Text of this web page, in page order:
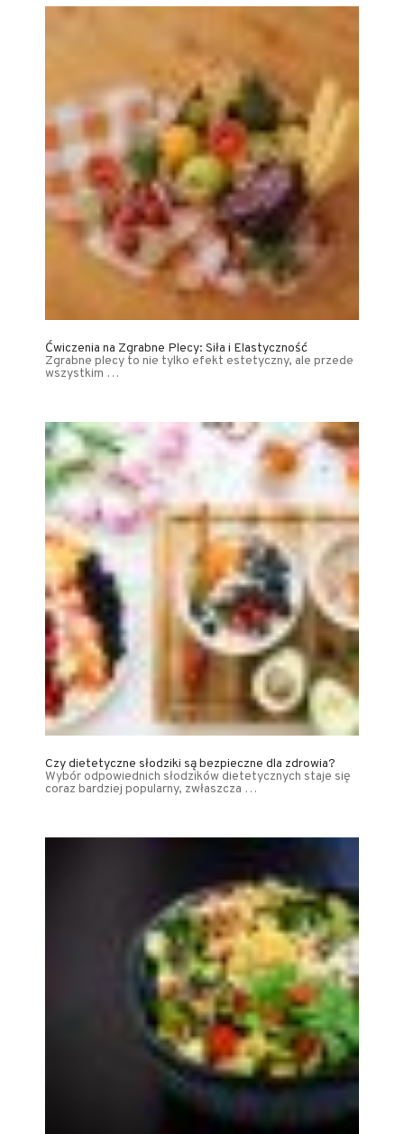
Ćwiczenia na Zgrabne Plecy: Siła i Elastyczność
Zgrabne plecy to nie tylko efekt estetyczny, ale przede
wszystkim …
Czy dietetyczne słodziki są bezpieczne dla zdrowia?
Wybór odpowiednich słodzików dietetycznych staje się
coraz bardziej popularny, zwłaszcza …